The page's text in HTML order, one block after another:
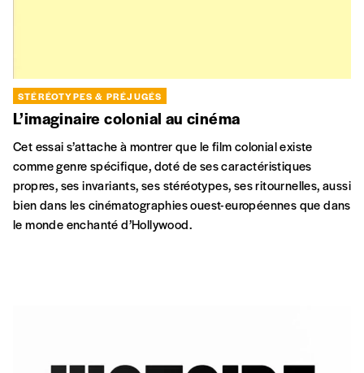
STÉRÉOTYPES & PRÉJUGÉS
L’imaginaire colonial au cinéma
Cet essai s’attache à montrer que le film colonial existe
comme genre spécifique, doté de ses caractéristiques
propres, ses invariants, ses stéréotypes, ses ritournelles, aussi
bien dans les cinématographies ouest-européennes que dans
le monde enchanté d’Hollywood.